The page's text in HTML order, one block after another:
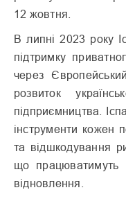
12 жовтня.
В липні 2023 року
підтримку
через
розвиток
підприємництва.
інструменти кожен
та відшкодування
що працюватимуть в
відновлення.